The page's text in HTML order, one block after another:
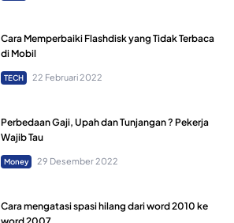
Cara Memperbaiki Flashdisk yang Tidak Terbaca
di Mobil
TECH 22 Februari 2022
Perbedaan Gaji, Upah dan Tunjangan ? Pekerja
Wajib Tau
Money 29 Desember 2022
Cara mengatasi spasi hilang dari word 2010 ke